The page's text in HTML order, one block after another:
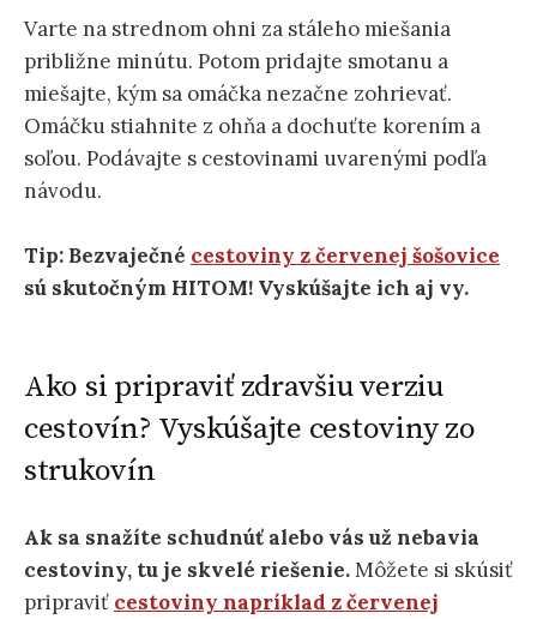
Varte na strednom ohni za stáleho miešania
približne minútu. Potom pridajte smotanu a
miešajte, kým sa omáčka nezačne zohrievať.
Omáčku stiahnite z ohňa a dochuťte korením a
soľou. Podávajte s cestovinami uvarenými podľa
návodu.
Tip: Bezvaječné cestoviny z červenej šošovice
sú skutočným HITOM! Vyskúšajte ich aj vy.
Ako si pripraviť zdravšiu verziu
cestovín? Vyskúšajte cestoviny zo
strukovín
Ak sa snažíte schudnúť alebo vás už nebavia
cestoviny, tu je skvelé riešenie.Môžete si skúsiť
pripraviť cestoviny napríklad z červenej